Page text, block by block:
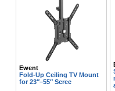
Ewent
Fold-Up Ceiling TV Mount
for 23″–55″ Scree